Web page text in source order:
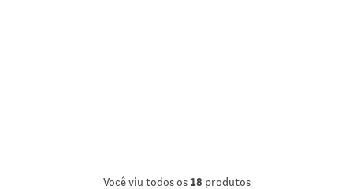
Você viu todos os18 produtos